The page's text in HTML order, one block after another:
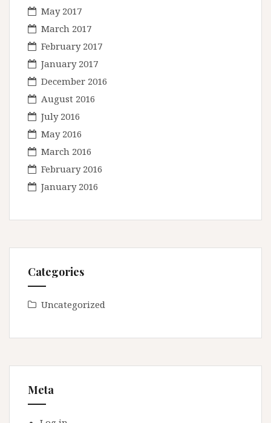
May 2017
March 2017
February 2017
January 2017
December 2016
August 2016
July 2016
May 2016
March 2016
February 2016
January 2016
Categories
Uncategorized
Meta